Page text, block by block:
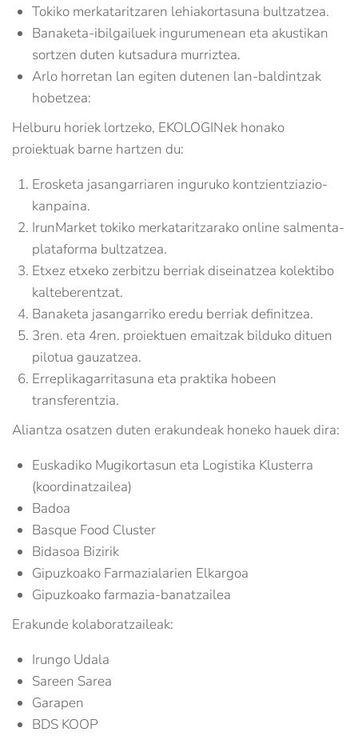
Tokiko merkataritzaren lehiakortasuna bultzatzea.
Banaketa-ibilgailuek ingurumenean eta akustikan
sortzen duten kutsadura murriztea.
Arlo horretan lan egiten dutenen lan-baldintzak
hobetzea:
Helburu horiek lortzeko, EKOLOGINek honako
proiektuak barne hartzen du:
Erosketa jasangarriaren inguruko kontzientziazio-
kanpaina.
IrunMarket tokiko merkataritzarako online salmenta-
plataforma bultzatzea.
Etxez etxeko zerbitzu berriak diseinatzea kolektibo
kalteberentzat.
Banaketa jasangarriko eredu berriak definitzea.
3ren. eta 4ren. proiektuen emaitzak bilduko dituen
pilotua gauzatzea.
Erreplikagarritasuna eta praktika hobeen
transferentzia.
Aliantza osatzen duten erakundeak honeko hauek dira:
Euskadiko Mugikortasun eta Logistika Klusterra
(koordinatzailea)
Badoa
Basque Food Cluster
Bidasoa Bizirik
Gipuzkoako Farmazialarien Elkargoa
Gipuzkoako farmazia-banatzailea
Erakunde kolaboratzaileak:
Irungo Udala
Sareen Sarea
Garapen
BDS KOOP